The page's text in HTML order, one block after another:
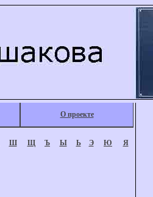
О проекте
Ш Щ Ъ Ы Ь Э Ю Я